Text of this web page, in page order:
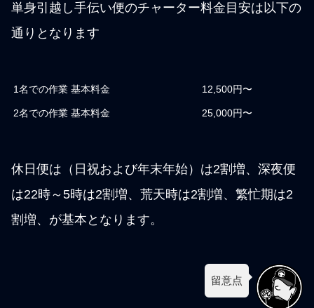
単身引越し手伝い便のチャーター料金目安は以下の
通りとなります
1名での作業 基本料金 12,500円〜
2名での作業 基本料金 25,000円〜
休日便は（日祝および年末年始）は2割増、深夜便
は22時～5時は2割増、荒天時は2割増、繁忙期は2
割増、が基本となります。
留意点